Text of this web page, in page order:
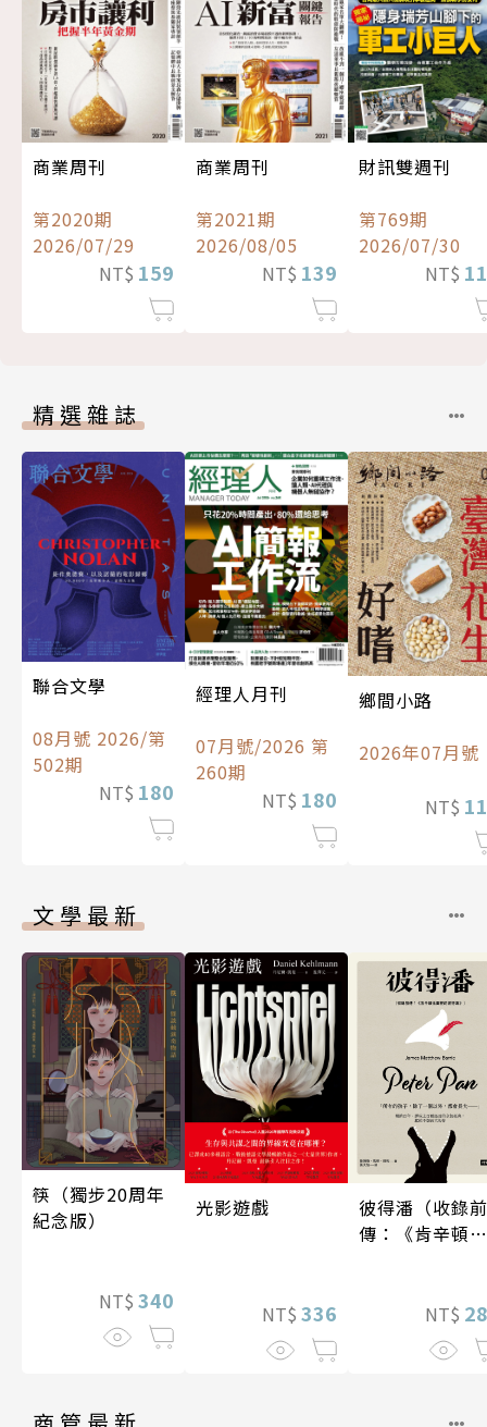
商業周刊
第2020期
2026/07/29
NT$ 159
商業周刊
第2021期
2026/08/05
NT$ 139
財訊雙週刊
第769期
2026/07/30
NT$
精選雜誌
聯合文學
08月號 2026/第
502期
NT$ 180
經理人月刊
07月號/2026 第
260期
NT$ 180
鄉間小路
2026年07月號
NT$
文學最新
筷（獨步20周年
紀念版）
NT$ 340
光影遊戲
NT$ 336
彼得潘（收錄前
傳：《肯辛頓花
NT$